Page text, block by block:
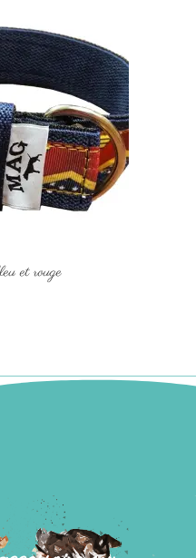
et rouge